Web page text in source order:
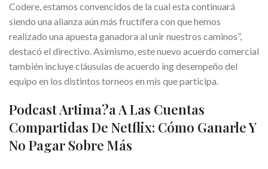
Codere, estamos convencidos de la cual esta continuará
siendo una alianza aún más fructífera con que hemos
realizado una apuesta ganadora al unir nuestros caminos”,
destacó el directivo. Asimismo, este nuevo acuerdo comercial
también incluye cláusulas de acuerdo ing desempeño del
equipo en los distintos torneos en mis que participa.
Podcast Artima?a A Las Cuentas
Compartidas De Netflix: Cómo Ganarle Y
No Pagar Sobre Más